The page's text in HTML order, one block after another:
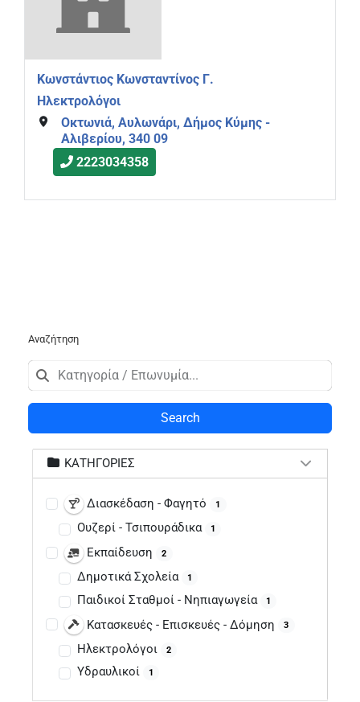
Κωνστάντιος Κωνσταντίνος Γ.
Ηλεκτρολόγοι
Οκτωνιά, Αυλωνάρι, Δήμος Κύμης -
Αλιβερίου, 340 09
2223034358
Αναζήτηση
Search
ΚΑΤΗΓΟΡΊΕΣ
Διασκέδαση - Φαγητό 1
Ουζερί - Τσιπουράδικα 1
Εκπαίδευση 2
Δημοτικά Σχολεία 1
Παιδικοί Σταθμοί - Νηπιαγωγεία 1
Κατασκευές - Επισκευές - Δόμηση 3
Ηλεκτρολόγοι 2
Υδραυλικοί 1